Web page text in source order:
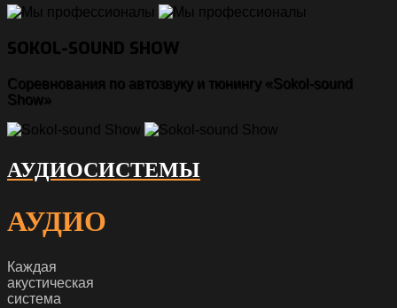
SOKOL-SOUND SHOW
Соревнования по автозвуку и тюнингу «Sokol-sound
Show»
АУДИОСИСТЕМЫ
АУДИО
Каждая
акустическая
система